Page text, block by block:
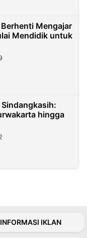
Mengajar
Mendidik untuk
hingga
INFORMASI IKLAN